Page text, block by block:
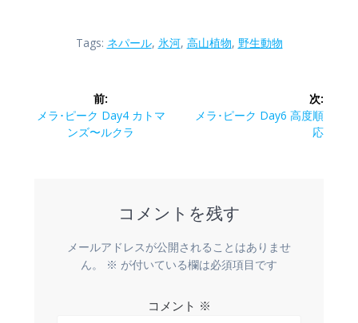
Tags: ネパール, 氷河, 高山植物, 野生動物
稿
前:
前
メラ･ピーク Day4 カトマ
ンズ〜ルクラ
次:
次
メラ･ピーク Day6 高度順
応
コメントを残す
メールアドレスが公開されることはありませ
ん。
※ が付いている欄は必須項目です
コメント ※